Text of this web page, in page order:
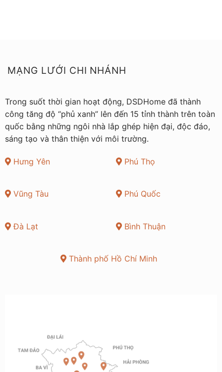
MẠNG LƯỚI CHI NHÁNH
Trong suốt thời gian hoạt động, DSDHome đã thành
công tăng độ “phủ xanh” lên đến 15 tỉnh thành trên toàn
quốc bằng những ngôi nhà lắp ghép hiện đại, độc đáo,
sáng tạo và thân thiện với môi trường.
Hưng Yên Phú Thọ
Vũng Tàu Phú Quốc
Đà Lạt Bình Thuận
Thành phố Hồ Chí Minh